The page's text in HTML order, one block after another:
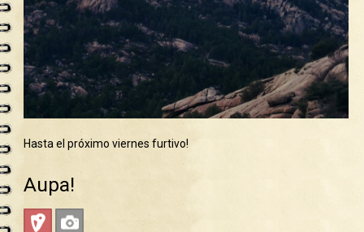
Hasta el próximo viernes furtivo!
Aupa!
Deportiva
Fotos